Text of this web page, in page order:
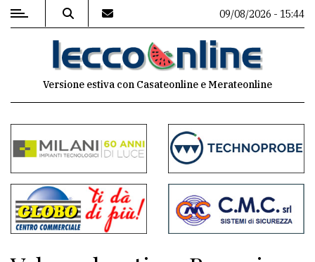
MENU
commenti
Contenuti
del
sito
09/08/2026 - 15:44
Versione estiva con Casateonline e Merateonline